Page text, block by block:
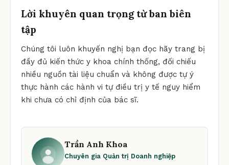
Lời khuyên quan trọng từ ban biên
tập
Chúng tôi luôn khuyến nghị bạn đọc hãy trang bị
đầy đủ kiến thức y khoa chính thống, đối chiếu
nhiều nguồn tài liệu chuẩn và không được tự ý
thực hành các hành vi tự điều trị y tế nguy hiểm
khi chưa có chỉ định của bác sĩ.
Trần Anh Khoa
Chuyên gia Quản trị Doanh nghiệp